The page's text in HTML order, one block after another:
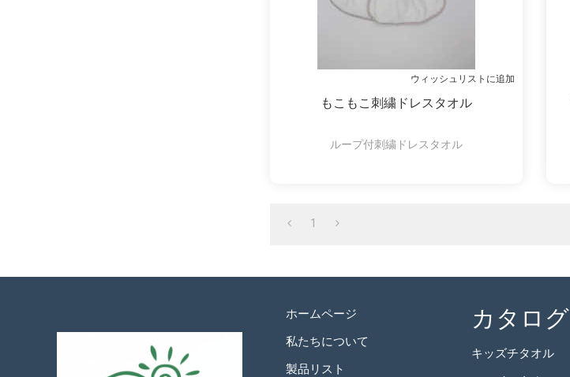
ウィッシュリストに追加
もこもこ刺繍ドレスタオル
ループ付刺繍ドレスタオル
1
ホームページ
私たちについて
製品リスト
カタログ
キッズチタオル